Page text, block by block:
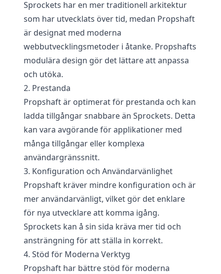
Sprockets har en mer traditionell arkitektur
som har utvecklats över tid, medan Propshaft
är designat med moderna
webbutvecklingsmetoder i åtanke. Propshafts
modulära design gör det lättare att anpassa
och utöka.
2. Prestanda
Propshaft är optimerat för prestanda och kan
ladda tillgångar snabbare än Sprockets. Detta
kan vara avgörande för applikationer med
många tillgångar eller komplexa
användargränssnitt.
3. Konfiguration och Användarvänlighet
Propshaft kräver mindre konfiguration och är
mer användarvänligt, vilket gör det enklare
för nya utvecklare att komma igång.
Sprockets kan å sin sida kräva mer tid och
ansträngning för att ställa in korrekt.
4. Stöd för Moderna Verktyg
Propshaft har bättre stöd för moderna